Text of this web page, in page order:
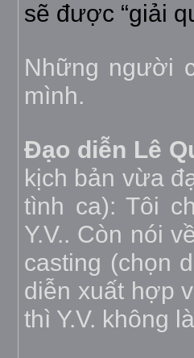
sẽ được “giải
Những người
mình.
Đạo diễn Lê
kịch bản vừa
tình ca): Tôi
Y.V.. Còn nói
casting (chọn
diễn xuất hợp
thì Y.V. không